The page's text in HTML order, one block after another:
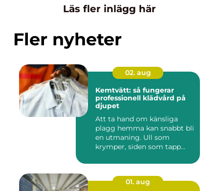
Läs fler inlägg här
Fler nyheter
02. aug
Kemtvätt: så fungerar
professionell klädvård på
djupet
Att ta hand om känsliga
plagg hemma kan snabbt bli
en utmaning. Ull som
krymper, siden som tapp...
01. aug